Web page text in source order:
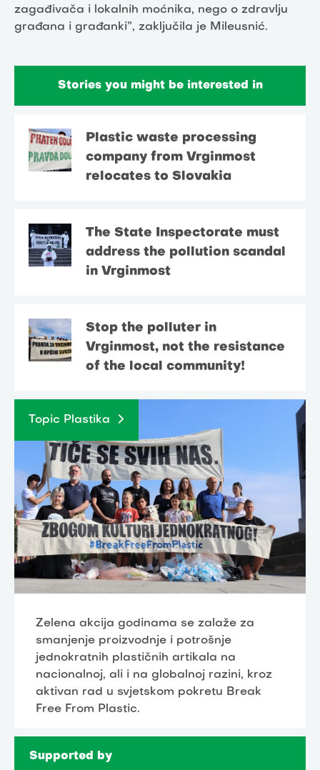
zagađivača i lokalnih moćnika, nego o zdravlju
građana i građanki”, zaključila je Mileusnić.
Stories you might be interested in
Plastic waste processing
company from Vrginmost
relocates to Slovakia
The State Inspectorate must
address the pollution scandal
in Vrginmost
Stop the polluter in
Vrginmost, not the resistance
of the local community!
Topic Plastika
Zelena akcija godinama se zalaže za
smanjenje proizvodnje i potrošnje
jednokratnih plastičnih artikala na
nacionalnoj, ali i na globalnoj razini, kroz
aktivan rad u svjetskom pokretu Break
Free From Plastic.
Supported by